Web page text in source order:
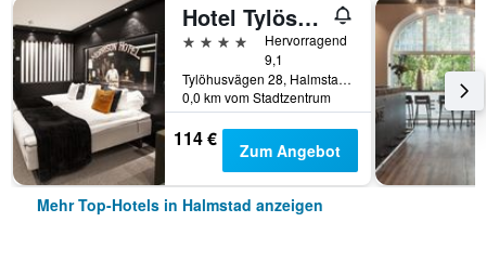
Hotel Tylösand
4 Sterne
Hervorragend
9,1
Tylöhusvägen 28, Halmstad, Halland, Schweden
0,0 km vom Stadtzentrum
114 € Zum Angebot
Mehr Top-Hotels in Halmstad anzeigen